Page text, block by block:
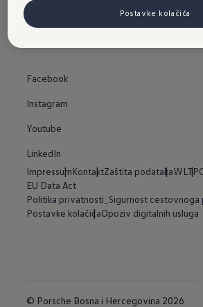
Whistleblower System
Facebook
Instagram
Youtube
LinkedIn
ImpressumKontaktZaštita podatakaWLTP
EU Data Act
Politika privatnosti_Sigurnost cestovnoga
Postavke kolačićaOpoziv digitalnih usluga
© Porsche Bosna i Hercegovina 2026
Postavke kolačića